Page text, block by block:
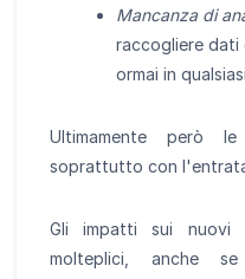
Mancanza di
raccogliere dati
ormai in
Ultimamente però
soprattutto con l'entrata
Gli impatti sui nuovi
molteplici, anche